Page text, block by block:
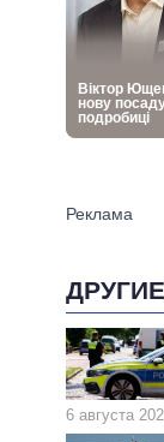
6 августа